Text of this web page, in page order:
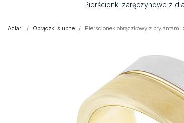
Pierścionki zaręczynowe z
Aclari Obrączki ślubne Pierścionek obrączkowy z brylantami z